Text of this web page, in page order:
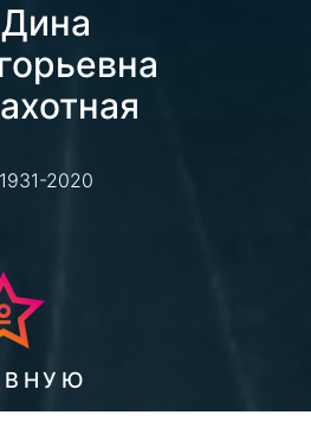
Дина
1931-2020